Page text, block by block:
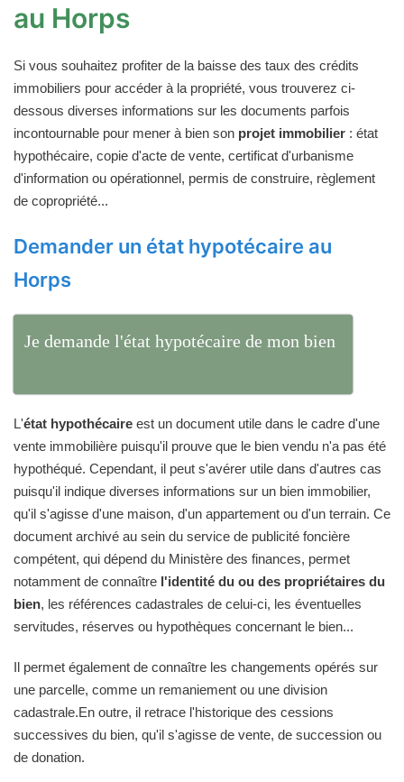
au Horps
Si vous souhaitez profiter de la baisse des taux des crédits
immobiliers pour accéder à la propriété, vous trouverez ci-
dessous diverses informations sur les documents parfois
incontournable pour mener à bien son projet immobilier : état
hypothécaire, copie d'acte de vente, certificat d'urbanisme
d'information ou opérationnel, permis de construire, règlement
de copropriété...
Demander un état hypotécaire au
Horps
Je demande l'état hypotécaire de mon bien
L'état hypothécaire est un document utile dans le cadre d'une
vente immobilière puisqu'il prouve que le bien vendu n'a pas été
hypothéqué. Cependant, il peut s'avérer utile dans d'autres cas
puisqu'il indique diverses informations sur un bien immobilier,
qu'il s'agisse d'une maison, d'un appartement ou d'un terrain. Ce
document archivé au sein du service de publicité foncière
compétent, qui dépend du Ministère des finances, permet
notamment de connaître l'identité du ou des propriétaires du
bien, les références cadastrales de celui-ci, les éventuelles
servitudes, réserves ou hypothèques concernant le bien...
Il permet également de connaître les changements opérés sur
une parcelle, comme un remaniement ou une division
cadastrale.En outre, il retrace l'historique des cessions
successives du bien, qu'il s'agisse de vente, de succession ou
de donation.